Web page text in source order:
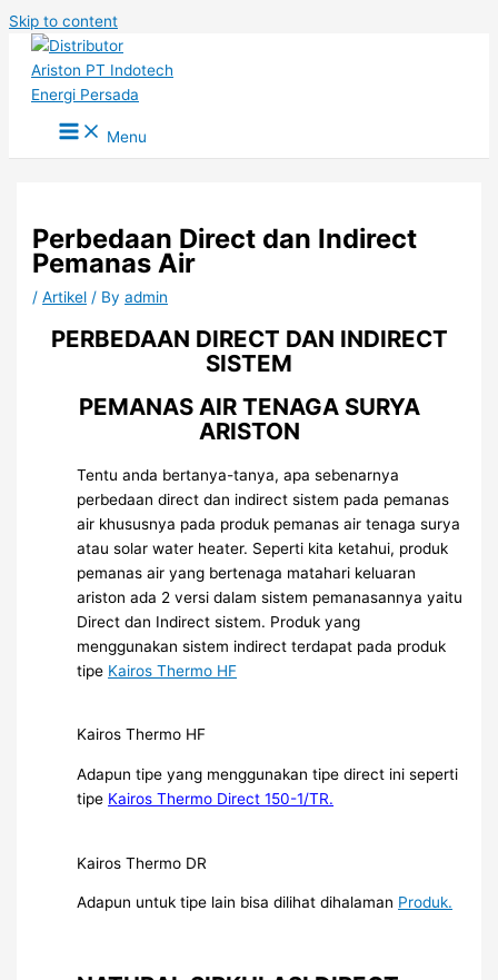
Skip to content
Menu
Perbedaan Direct dan Indirect
Pemanas Air
/Artikel / Byadmin
PERBEDAAN DIRECT DAN INDIRECT
SISTEM
PEMANAS AIR TENAGA SURYA
ARISTON
Tentu anda bertanya-tanya, apa sebenarnya
perbedaan direct dan indirect sistem pada pemanas
air khususnya pada produk pemanas air tenaga surya
atau solar water heater. Seperti kita ketahui, produk
pemanas air yang bertenaga matahari keluaran
ariston ada 2 versi dalam sistem pemanasannya yaitu
Direct dan Indirect sistem. Produk yang
menggunakan sistem indirect terdapat pada produk
tipe Kairos Thermo HF
Kairos Thermo HF
Adapun tipe yang menggunakan tipe direct ini seperti
tipe Kairos Thermo Direct 150-1/TR.
Kairos Thermo DR
Adapun untuk tipe lain bisa dilihat dihalaman Produk.